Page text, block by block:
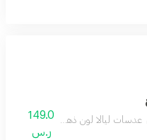
عدسات ليالا لون ذهبي بني سادة عبوة
149.0
ر.س